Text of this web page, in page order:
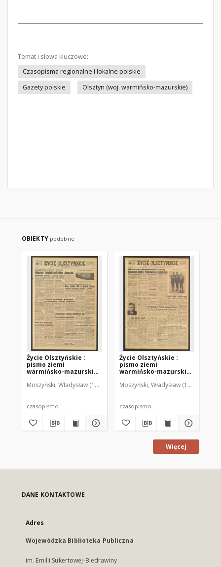
Temat i słowa kluczowe:
Czasopisma regionalne i lokalne polskie
Gazety polskie
Olsztyn (woj. warmińsko-mazurskie)
OBIEKTY podobne
Życie Olsztyńskie :
pismo ziemi
warmińsko-mazurskiej,
Moszyński, Władysław (1922-2001). Red. Mroczkowski, Włodzimierz
czasopismo
Życie Olsztyńskie :
pismo ziemi
warmińsko-mazurskiej,
Moszyński, Władysław (1922-2001).
czasopismo
Więcej
DANE KONTAKTOWE
Adres
Wojewódzka Biblioteka Publiczna
im. Emilii Sukertowej-Biedrawiny